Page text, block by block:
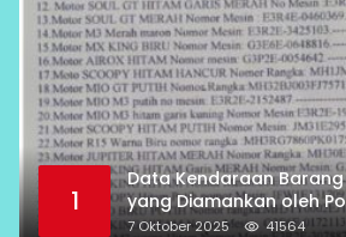
1
Data Kendaraan
yang Diamankan oleh
7 Oktober 2025 41564